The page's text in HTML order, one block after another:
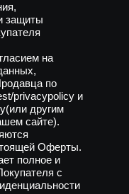
защиты
на
по
privacypolicy и
другим
сайте).
Оферты.
полное и
с